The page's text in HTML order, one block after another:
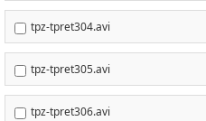
tpz-tpret304.avi
tpz-tpret305.avi
tpz-tpret306.avi